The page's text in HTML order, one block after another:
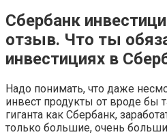
Сбербанк
отзыв. Что ты
инвестициях в
Надо понимать, что даже
инвест продукты от вроде бы
гиганта как Сбербанк,
только большие, очень